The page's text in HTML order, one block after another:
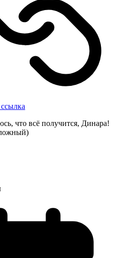
что всё получится, Динара!